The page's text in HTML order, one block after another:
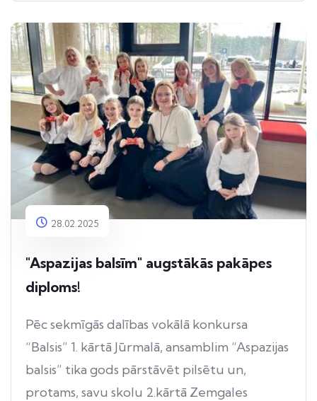
28.02.2025
"Aspazijas balsīm" augstākās pakāpes
diploms!
Pēc sekmīgās dalības vokālā konkursa
“Balsis” 1. kārtā Jūrmalā, ansamblim “Aspazijas
balsis” tika gods pārstāvēt pilsētu un,
protams, savu skolu 2.kārtā Zemgales